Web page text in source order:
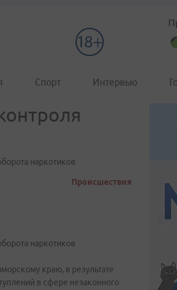
Спорт Интервью
наркотиков
Происшествия
наркотиков
краю, в результате
в сфере незаконного